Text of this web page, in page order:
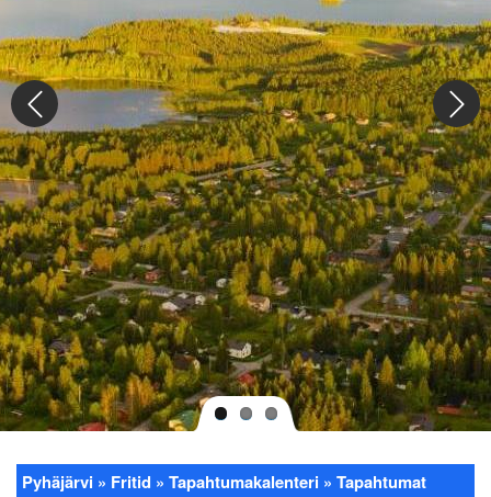
Pyhäjärvi Fritid Tapahtumakalenteri Tapahtumat